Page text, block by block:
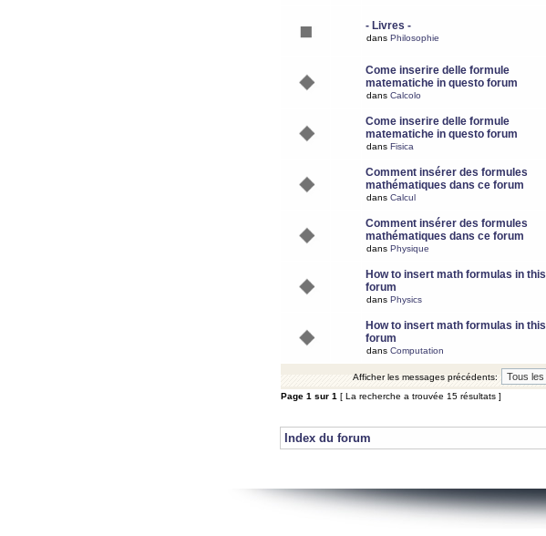
- Livres -
dans Philosophie
Come inserire delle formule
matematiche in questo forum
dans Calcolo
Come inserire delle formule
matematiche in questo forum
dans Fisica
Comment insérer des formules
mathématiques dans ce forum
dans Calcul
Comment insérer des formules
mathématiques dans ce forum
dans Physique
How to insert math formulas in this
forum
dans Physics
How to insert math formulas in this
forum
dans Computation
Afficher les messages précédents:
Page 1 sur 1 [ La recherche a trouvée 15 résultats ]
Index du forum